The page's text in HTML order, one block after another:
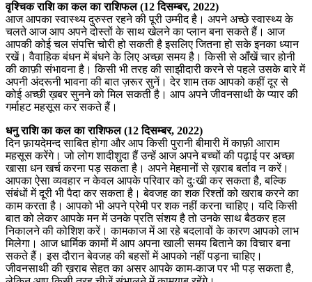
वृश्चिक राशि का कल का राशिफल (12 दिसम्बर, 2022)
आज आपका स्वास्थ्य दुरुस्त रहने की पूरी उम्मीद है। अपने अच्छे स्वास्थ्य के
चलते आज आप अपने दोस्तों के साथ खेलने का प्लान बना सकते हैं। आज
आपकी कोई चल संपत्ति चोरी हो सकती है इसलिए जितना हो सके इनका ध्यान
रखें। वैवाहिक बंधन में बंधने के लिए अच्छा समय है। किसी से आँखें चार होनी
की काफ़ी संभावना है। किसी भी तरह की साझीदारी करने से पहले उसके बारे में
अपनी अंदरूनी भावना की बात ज़रूर सुनें। देर शाम तक आपको कहीं दूर से
कोई अच्छी ख़बर सुनने को मिल सकती है। आप अपने जीवनसाथी के प्यार की
गर्माहट महसूस कर सकते हैं।
धनु राशि का कल का राशिफल (12 दिसम्बर, 2022)
दिन फ़ायदेमन्द साबित होगा और आप किसी पुरानी बीमारी में काफ़ी आराम
महसूस करेंगे। जो लोग शादीशुदा हैं उन्हें आज अपने बच्चों की पढ़ाई पर अच्छा
खासा धन खर्च करना पड़ सकता है। अपने मेहमानों से ख़राब बर्ताव न करें।
आपका ऐसा व्यवहार न केवल आपके परिवार को दुःखी कर सकता है, बल्कि
संबंधों में दूरी भी पैदा कर सकता है। बेवजह का शक रिश्तों को खराब करने का
काम करता है। आपको भी अपने प्रेमी पर शक नहीं करना चाहिए। यदि किसी
बात को लेकर आपके मन में उनके प्रति संशय है तो उनके साथ बैठकर हल
निकालने की कोशिश करें। कामकाज में आ रहे बदलावों के कारण आपको लाभ
मिलेगा। आज धार्मिक कामों में आप अपना खाली समय बिताने का विचार बना
सकते हैं। इस दौरान बेवजह की बहसों में आपको नहीं पड़ना चाहिए।
जीवनसाथी की ख़राब सेहत का असर आपके काम-काज पर भी पड़ सकता है,